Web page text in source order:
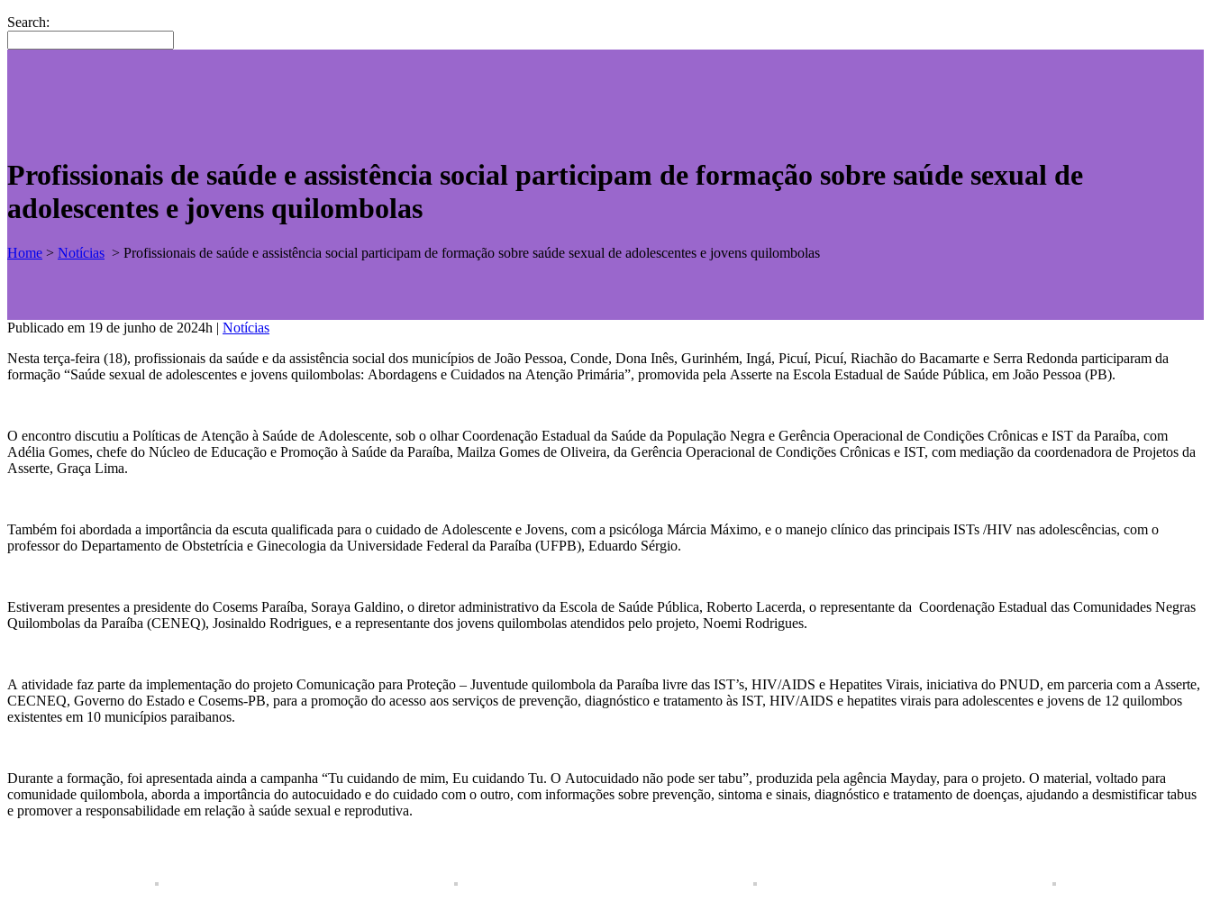
Search:
Profissionais de saúde e assistência social participam de formação sobre saúde sexual de
adolescentes e jovens quilombolas
Home > Notícias > Profissionais de saúde e assistência social participam de formação sobre saúde sexual de adolescentes e jovens quilombolas
Publicado em 19 de junho de 2024h | Notícias
Nesta terça-feira (18), profissionais da saúde e da assistência social dos municípios de João Pessoa, Conde, Dona Inês, Gurinhém, Ingá, Picuí, Picuí, Riachão do Bacamarte e Serra Redonda participaram da
formação “Saúde sexual de adolescentes e jovens quilombolas: Abordagens e Cuidados na Atenção Primária”, promovida pela Asserte na Escola Estadual de Saúde Pública, em João Pessoa (PB).
O encontro discutiu a Políticas de Atenção à Saúde de Adolescente, sob o olhar Coordenação Estadual da Saúde da População Negra e Gerência Operacional de Condições Crônicas e IST da Paraíba, com
Adélia Gomes, chefe do Núcleo de Educação e Promoção à Saúde da Paraíba, Mailza Gomes de Oliveira, da Gerência Operacional de Condições Crônicas e IST, com mediação da coordenadora de Projetos da
Asserte, Graça Lima.
Também foi abordada a importância da escuta qualificada para o cuidado de Adolescente e Jovens, com a psicóloga Márcia Máximo, e o manejo clínico das principais ISTs /HIV nas adolescências, com o
professor do Departamento de Obstetrícia e Ginecologia da Universidade Federal da Paraíba (UFPB), Eduardo Sérgio.
Estiveram presentes a presidente do Cosems Paraíba, Soraya Galdino, o diretor administrativo da Escola de Saúde Pública, Roberto Lacerda, o representante da Coordenação Estadual das Comunidades Negras
Quilombolas da Paraíba (CENEQ), Josinaldo Rodrigues, e a representante dos jovens quilombolas atendidos pelo projeto, Noemi Rodrigues.
A atividade faz parte da implementação do projeto Comunicação para Proteção – Juventude quilombola da Paraíba livre das IST’s, HIV/AIDS e Hepatites Virais, iniciativa do PNUD, em parceria com a Asserte,
CECNEQ, Governo do Estado e Cosems-PB, para a promoção do acesso aos serviços de prevenção, diagnóstico e tratamento às IST, HIV/AIDS e hepatites virais para adolescentes e jovens de 12 quilombos
existentes em 10 municípios paraibanos.
Durante a formação, foi apresentada ainda a campanha “Tu cuidando de mim, Eu cuidando Tu. O Autocuidado não pode ser tabu”, produzida pela agência Mayday, para o projeto. O material, voltado para
comunidade quilombola, aborda a importância do autocuidado e do cuidado com o outro, com informações sobre prevenção, sintoma e sinais, diagnóstico e tratamento de doenças, ajudando a desmistificar tabus
e promover a responsabilidade em relação à saúde sexual e reprodutiva.